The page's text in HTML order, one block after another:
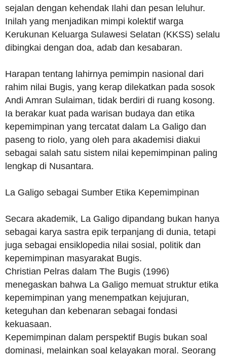
sejalan dengan kehendak Ilahi dan pesan leluhur.
Inilah yang menjadikan mimpi kolektif warga
Kerukunan Keluarga Sulawesi Selatan (KKSS) selalu
dibingkai dengan doa, adab dan kesabaran.
Harapan tentang lahirnya pemimpin nasional dari
rahim nilai Bugis, yang kerap dilekatkan pada sosok
Andi Amran Sulaiman, tidak berdiri di ruang kosong.
Ia berakar kuat pada warisan budaya dan etika
kepemimpinan yang tercatat dalam La Galigo dan
paseng to riolo, yang oleh para akademisi diakui
sebagai salah satu sistem nilai kepemimpinan paling
lengkap di Nusantara.
La Galigo sebagai Sumber Etika Kepemimpinan
Secara akademik, La Galigo dipandang bukan hanya
sebagai karya sastra epik terpanjang di dunia, tetapi
juga sebagai ensiklopedia nilai sosial, politik dan
kepemimpinan masyarakat Bugis.
Christian Pelras dalam The Bugis (1996)
menegaskan bahwa La Galigo memuat struktur etika
kepemimpinan yang menempatkan kejujuran,
keteguhan dan kebenaran sebagai fondasi
kekuasaan.
Kepemimpinan dalam perspektif Bugis bukan soal
dominasi, melainkan soal kelayakan moral. Seorang